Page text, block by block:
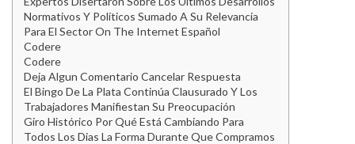
Normativos Y Políticos Sumado A Su Relevancia
Para El Sector On The Internet Español
Codere
Codere
Deja Algun Comentario Cancelar Respuesta
El Bingo De La Plata Continúa Clausurado Y Los
Trabajadores Manifiestan Su Preocupación
Giro Histórico Por Qué Está Cambiando Para
Todos Los Dias La Forma Durante Que Compramos